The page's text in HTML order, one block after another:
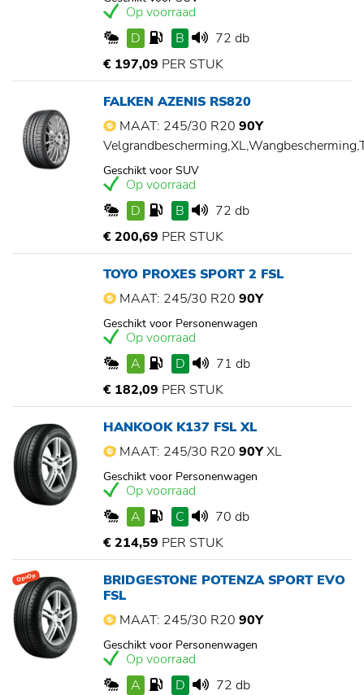
Op voorraad
D
B
72 db
€ 197,09 PER STUK
FALKEN AZENIS RS820
MAAT: 245/30 R20 90Y
Geschikt voor SUV
Op voorraad
D
B
72 db
€ 200,69 PER STUK
TOYO PROXES SPORT 2 FSL
MAAT: 245/30 R20 90Y
Geschikt voor Personenwagen
Op voorraad
A
D
71 db
€ 182,09 PER STUK
HANKOOK K137 FSL XL
MAAT: 245/30 R20 90YXL
Geschikt voor Personenwagen
Op voorraad
A
C
70 db
€ 214,59 PER STUK
Op=Op
BRIDGESTONE POTENZA SPORT EVO
FSL
MAAT: 245/30 R20 90Y
Geschikt voor Personenwagen
Op voorraad
A
D
72 db